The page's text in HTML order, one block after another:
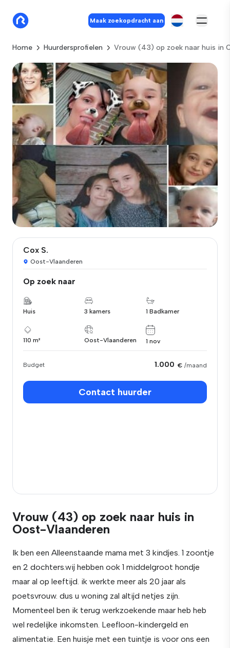
Maak zoekopdracht aan
Home Huurdersprofielen Vrouw (43) op zoek naar huis in
Cox S.
Oost-Vlaanderen
Op zoek naar
Huis 3 kamers 1 Badkamer
110 m² Oost-Vlaanderen 1 nov
Budget 1.000 € /maand
Contact huurder
Vrouw (43) op zoek naar huis in
Oost-Vlaanderen
Ik ben een Alleenstaande mama met 3 kindjes. 1 zoontje
en 2 dochters.wij hebben ook 1 middelgroot hondje
maar al op leeftijd. ik werkte meer als 20 jaar als
poetsvrouw. dus u woning zal altijd netjes zijn.
Momenteel ben ik terug werkzoekende maar heb heb
wel redelijke inkomsten. Leefloon-kindergeld en
alimentatie. Een huisje met een tuintje is voor ons een